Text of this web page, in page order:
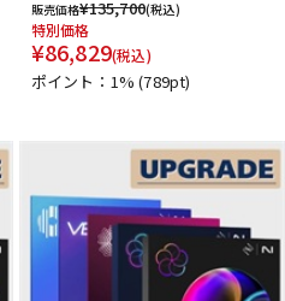
販売価格¥135,700(税込)
特別価格
¥86,829(税込)
ポイント：1%(789pt)